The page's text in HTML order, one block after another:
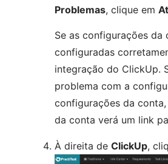
Problemas, clique em
Se as configurações da
configuradas
integração do ClickUp.
problema com a
configurações da
da conta verá um link
À direita de ClickUp,